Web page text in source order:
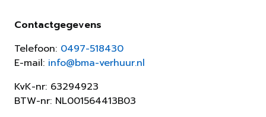
Contactgegevens
Telefoon: 0497-518430
E-mail: info@bma-verhuur.nl
KvK-nr: 63294923
BTW-nr: NL001564413B03